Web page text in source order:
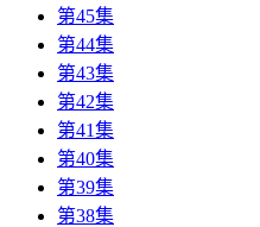
第45集
第44集
第43集
第42集
第41集
第40集
第39集
第38集